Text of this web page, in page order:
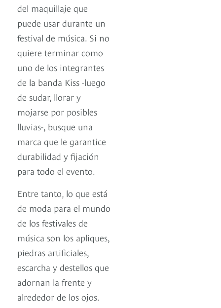
del maquillaje que
puede usar durante un
festival de música. Si no
quiere terminar como
uno de los integrantes
de la banda Kiss -luego
de sudar, llorar y
mojarse por posibles
lluvias-, busque una
marca que le garantice
durabilidad y fijación
para todo el evento.
Entre tanto, lo que está
de moda para el mundo
de los festivales de
música son los apliques,
piedras artificiales,
escarcha y destellos que
adornan la frente y
alrededor de los ojos.